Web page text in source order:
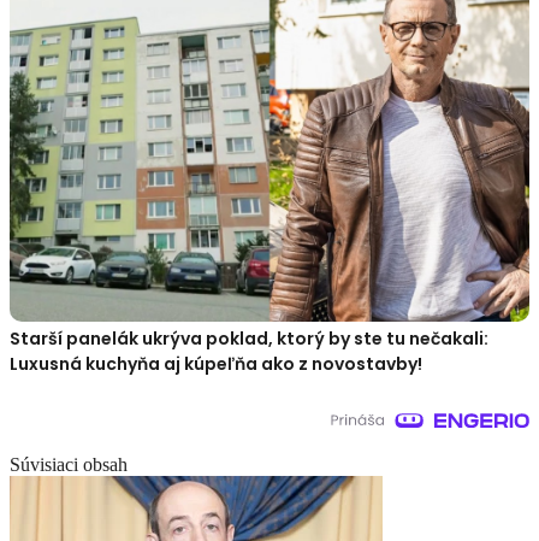
Starší panelák ukrýva poklad, ktorý by ste tu nečakali:
Luxusná kuchyňa aj kúpeľňa ako z novostavby!
Súvisiaci obsah